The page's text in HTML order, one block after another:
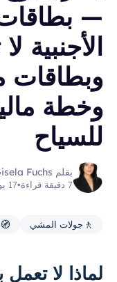
— بطاقات
الأجنبية
وبطاقات
وخطة
للسياح
بقلم Gisela Fuchs
7 دقيقة قراءة •17 يونيو 2026
🚶 جولات المشي 🧭
لماذا لا